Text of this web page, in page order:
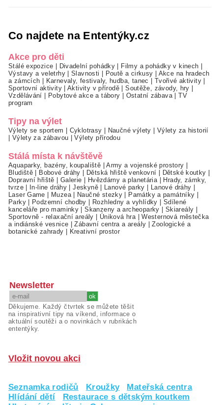
Co najdete na Ententýky.cz
Akce pro děti
Stálé expozice | Divadelní pohádky | Filmy a pohádky v kinech |
Výstavy a veletrhy|Slavnosti | Poutě a cirkusy | Akce na hradech
a zámcích | Karnevaly, festivaly, hudba, tanec | Tvořivé aktivity |
Sportovní aktivity|Aktivity v přírodě |Soutěže, závody, hry |
Vzdělávání | Pobytové akce a tábory | Ostatní zábava |TV
program
Tipy na výlet
Výlety se sportem | Cyklotrasy | Naučné výlety | Výlety za historií
| Výlety za zábavou |Výlety přírodou
Stálá místa k návštěvě
Aquaparky, bazény, koupaliště |Army a vojenské prostory |
Bludiště | Bobové dráhy | Dětská hřiště venkovní | Dětské koutky |
Dopravní hřiště | Galerie | Hvězdárny a planetária | Hrady, zámky,
tvrze| In-line dráhy |Jeskyně| Lanové parky | Lanové dráhy |
Laser Game | Muzea| Naučné stezky | Památky a památníky |
Parky| Podzemní chodby | Rozhledny a vyhlídky | Sdílené
kanceláře pro maminky |Skanzeny a archeoparky | Skiareály |
Sportovně - relaxační areály | Úniková hra |Westernová městečka
a indiánské vesnice |Zábavní centra a areály |Zoologické a
botanické zahrady | Kreativní prostor
Newsletter
Děkujeme. Každý čtvrtek se můžete těšit
na inspirativní tipy na víkend, informace o
aktuální soutěži a o novinkách v rubrikách
ententýky.
Vložit novou akci
Seznamka rodičů Kroužky
Mateřská centra
Hlídání dětí
Restaurace s dětským koutkem